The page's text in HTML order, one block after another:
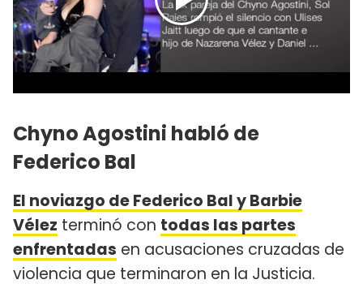
Chyno Agostini habló de
Federico Bal
El noviazgo de Federico Bal y Barbie
Vélez terminó con todas las partes
enfrentadas en acusaciones cruzadas de
violencia que terminaron en la Justicia.